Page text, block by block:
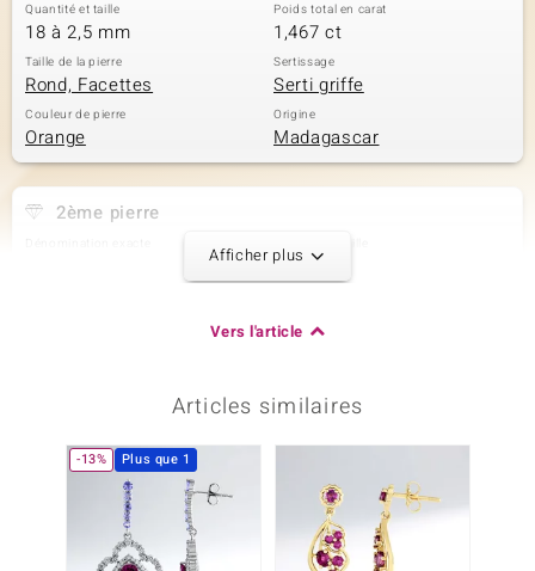
Quantité et taille
18 à 2,5 mm
Poids total en carat
1,467 ct
Taille de la pierre
Rond, Facettes
Sertissage
Serti griffe
Couleur de pierre
Orange
Origine
Madagascar
2ème pierre
2 à 2,5 mm
Rond
3ème pierre
Dénomination exacte
2 à 2 mm
Poids total en carat Taille de la pierre
Rond
Afficher plus
Vers l'article
Articles similaires
-13% Plus que 1